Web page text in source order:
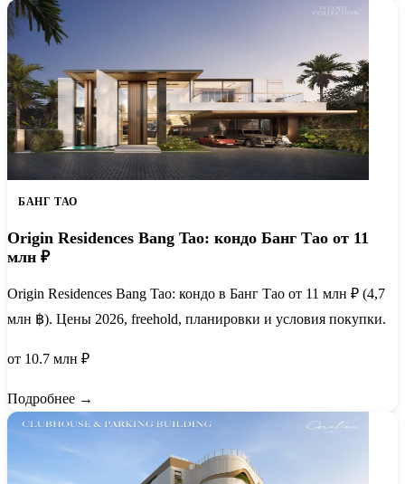
БАНГ ТАО
Origin Residences Bang Tao: кондо Банг Тао от 11
млн ₽
Origin Residences Bang Tao: кондо в Банг Тао от 11 млн ₽ (4,7
млн ฿). Цены 2026, freehold, планировки и условия покупки.
от 10.7 млн ₽
Подробнее →